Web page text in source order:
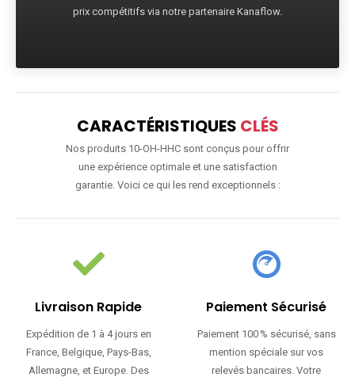
prix compétitifs via notre partenaire Kanaflow.
CARACTÉRISTIQUES CLÉS
Nos produits 10-OH-HHC sont conçus pour offrir
une expérience optimale et une satisfaction
garantie. Voici ce qui les rend exceptionnels :
Livraison Rapide
Expédition de 1 à 4 jours en
France, Belgique, Pays-Bas,
Allemagne, et Europe. Des
Paiement Sécurisé
Paiement 100 % sécurisé, sans
mention spéciale sur vos
relevés bancaires. Votre